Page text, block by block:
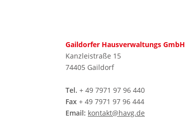
Gaildorfer Hausverwaltungs GmbH
Kanzleistraße 15
74405 Gaildorf
Tel. + 49 7971 97 96 440
Fax + 49 7971 97 96 444
Email: kontakt@havg.de